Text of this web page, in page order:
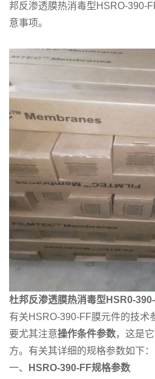
邦反渗透膜热消毒型HSRO-390-
意事项。
杜邦反渗透膜热消毒型HSR0-
有关HSRO-390-FF膜元件的技术
要尤其注意操作条件参数，这是
方。有关其详细的规格参数如下：
一、
HSRO-390-FF规格参数